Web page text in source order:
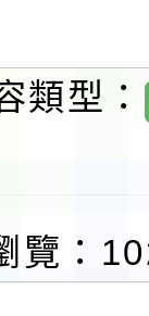
課程
年度
播委員
演習－
線上
類型：
覽：